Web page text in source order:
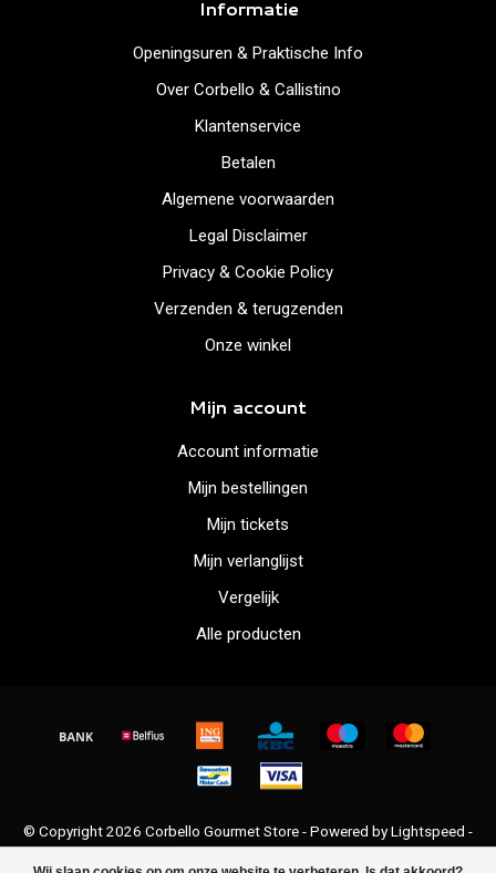
Informatie
Openingsuren & Praktische Info
Over Corbello & Callistino
Klantenservice
Betalen
Algemene voorwaarden
Legal Disclaimer
Privacy & Cookie Policy
Verzenden & terugzenden
Onze winkel
Mijn account
Account informatie
Mijn bestellingen
Mijn tickets
Mijn verlanglijst
Vergelijk
Alle producten
© Copyright 2026 Corbello Gourmet Store - Powered byLightspeed -
Lightspeed design by Dyvelopment